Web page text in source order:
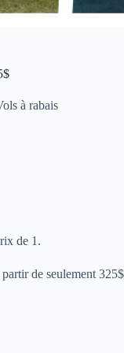
à rabais
de 1.
de seulement